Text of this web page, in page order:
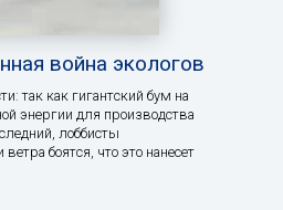
война экологов
так как гигантский бум на
энергии для производства
лоббисты
боятся, что это нанесет